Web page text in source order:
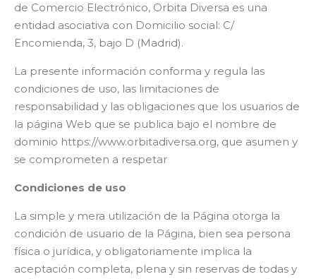
de Comercio Electrónico, Orbita Diversa es una
entidad asociativa con Domicilio social: C/
Encomienda, 3, bajo D (Madrid).
La presente información conforma y regula las
condiciones de uso, las limitaciones de
responsabilidad y las obligaciones que los usuarios de
la página Web que se publica bajo el nombre de
dominio https://www.orbitadiversa.org, que asumen y
se comprometen a respetar
Condiciones de uso
La simple y mera utilización de la Página otorga la
condición de usuario de la Página, bien sea persona
física o jurídica, y obligatoriamente implica la
aceptación completa, plena y sin reservas de todas y